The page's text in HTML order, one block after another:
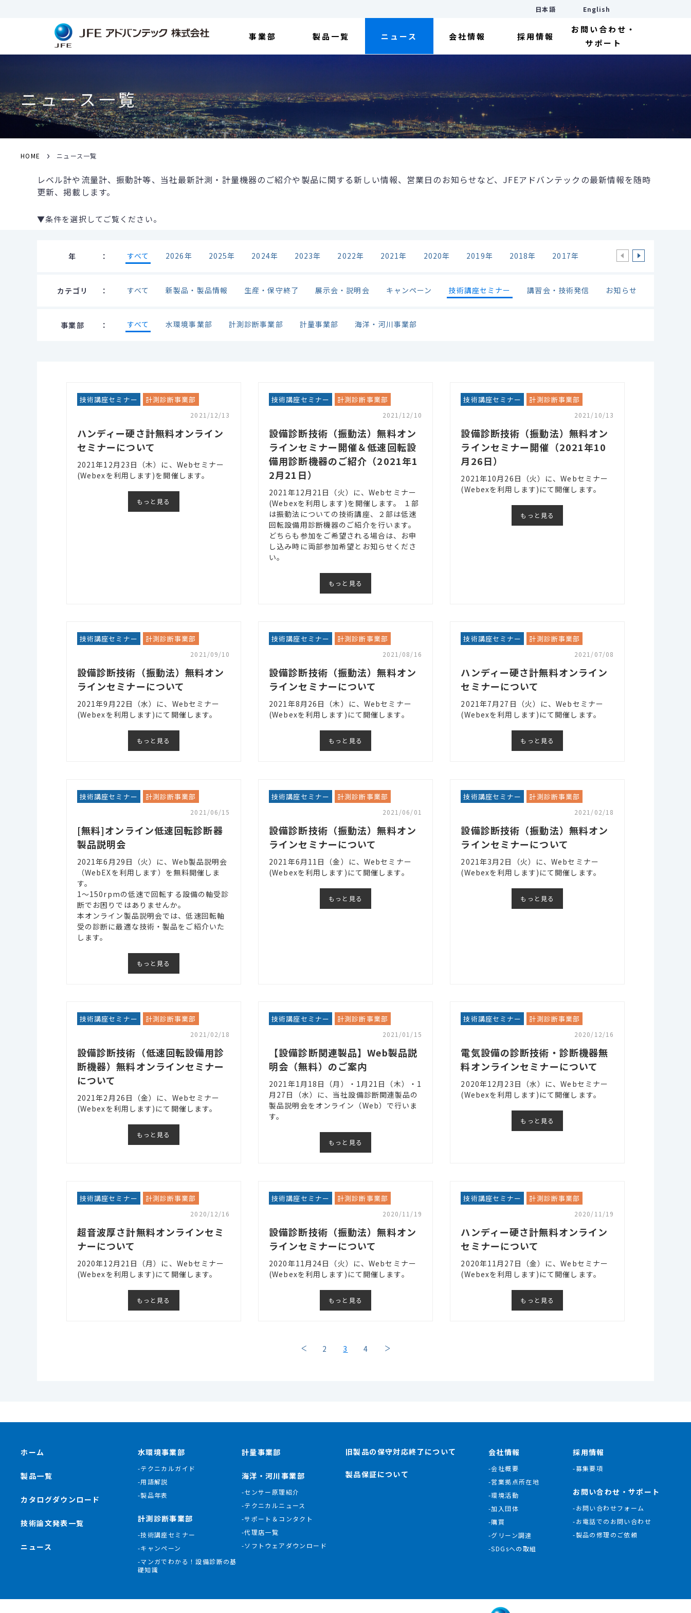
日本語 English
事業部 製品一覧 ニュース 会社情報 採用情報
お問い合わせ・
サポート
ニュース一覧
HOME › ニュース一覧
レベル計や流量計、振動計等、当社最新計測・計量機器のご紹介や製品に関する新しい情報、営業日のお知らせなど、JFEアドバンテックの最新情報を随時
更新、掲載します。
▼条件を選択してご覧ください。
年 すべて 2026年 2025年 2024年 2023年 2022年 2021年 2020年 2019年 2018年 2017年 2016年 2015年
カテゴリ すべて 新製品・製品情報 生産・保守終了 展示会・説明会 キャンペーン 技術講座セミナー 講習会・技術発信 お知らせ
事業部 すべて 水環境事業部 計測診断事業部 計量事業部 海洋・河川事業部
技術講座セミナー 計測診断事業部
2021/12/13
ハンディー硬さ計無料オンライン
セミナーについて
2021年12月23日（木）に、Webセミナー
(Webexを利用します)を開催します。
もっと見る
技術講座セミナー 計測診断事業部
2021/12/10
設備診断技術（振動法）無料オン
ラインセミナー開催＆低速回転設
備用診断機器のご紹介（2021年1
2月21日）
2021年12月21日（火）に、Webセミナー
(Webexを利用します)を開催します。 １部
は振動法についての技術講座、２部は低速
回転設備用診断機器のご紹介を行います。
どちらも参加をご希望される場合は、お申
し込み時に両部参加希望とお知らせくださ
い。
もっと見る
技術講座セミナー 計測診断事業部
2021/10/13
設備診断技術（振動法）無料オン
ラインセミナー開催（2021年10
月26日）
2021年10月26日（火）に、Webセミナー
(Webexを利用します)にて開催します。
もっと見る
技術講座セミナー 計測診断事業部
2021/09/10
設備診断技術（振動法）無料オン
ラインセミナーについて
2021年9月22日（水）に、Webセミナー
(Webexを利用します)にて開催します。
もっと見る
技術講座セミナー 計測診断事業部
2021/08/16
設備診断技術（振動法）無料オン
ラインセミナーについて
2021年8月26日（木）に、Webセミナー
(Webexを利用します)にて開催します。
もっと見る
技術講座セミナー 計測診断事業部
2021/07/08
ハンディー硬さ計無料オンライン
セミナーについて
2021年7月27日（火）に、Webセミナー
(Webexを利用します)にて開催します。
もっと見る
技術講座セミナー 計測診断事業部
2021/06/15
[無料]オンライン低速回転診断器
製品説明会
2021年6月29日（火）に、Web製品説明会
（WebEXを利用します）を無料開催しま
す。
1～150rpmの低速で回転する設備の軸受診
断でお困りではありませんか。
本オンライン製品説明会では、低速回転軸
受の診断に最適な技術・製品をご紹介いた
します。
もっと見る
技術講座セミナー 計測診断事業部
2021/06/01
設備診断技術（振動法）無料オン
ラインセミナーについて
2021年6月11日（金）に、Webセミナー
(Webexを利用します)にて開催します。
もっと見る
技術講座セミナー 計測診断事業部
2021/02/18
設備診断技術（振動法）無料オン
ラインセミナーについて
2021年3月2日（火）に、Webセミナー
(Webexを利用します)にて開催します。
もっと見る
技術講座セミナー 計測診断事業部
2021/02/18
設備診断技術（低速回転設備用診
断機器）無料オンラインセミナー
について
2021年2月26日（金）に、Webセミナー
(Webexを利用します)にて開催します。
もっと見る
技術講座セミナー 計測診断事業部
2021/01/15
【設備診断関連製品】Web製品説
明会（無料）のご案内
2021年1月18日（月）・1月21日（木）・1
月27日（水）に、当社設備診断関連製品の
製品説明会をオンライン（Web）で行いま
す。
もっと見る
技術講座セミナー 計測診断事業部
2020/12/16
電気設備の診断技術・診断機器無
料オンラインセミナーについて
2020年12月23日（水）に、Webセミナー
(Webexを利用します)にて開催します。
もっと見る
技術講座セミナー 計測診断事業部
2020/12/16
超音波厚さ計無料オンラインセミ
ナーについて
2020年12月21日（月）に、Webセミナー
(Webexを利用します)にて開催します。
もっと見る
技術講座セミナー 計測診断事業部
2020/11/19
設備診断技術（振動法）無料オン
ラインセミナーについて
2020年11月24日（火）に、Webセミナー
(Webexを利用します)にて開催します。
もっと見る
技術講座セミナー 計測診断事業部
2020/11/19
ハンディー硬さ計無料オンライン
セミナーについて
2020年11月27日（金）に、Webセミナー
(Webexを利用します)にて開催します。
もっと見る
2 3 4
ホーム
製品一覧
カタログダウンロード
技術論文発表一覧
ニュース
水環境事業部
-テクニカルガイド
-用語解説
-製品年表
計測診断事業部
-技術講座セミナー
-キャンペーン
-マンガでわかる！設備診断の基
礎知識
計量事業部
海洋・河川事業部
-センサー原理紹介
-テクニカルニュース
-サポート＆コンタクト
-代理店一覧
-ソフトウェアダウンロード
旧製品の保守対応終了について
製品保証について
会社情報
-会社概要
-営業拠点所在地
-環境活動
-加入団体
-購買
-グリーン調達
-SDGsへの取組
採用情報
-募集要項
お問い合わせ・サポート
-お問い合わせフォーム
-お電話でのお問い合わせ
-製品の修理のご依頼